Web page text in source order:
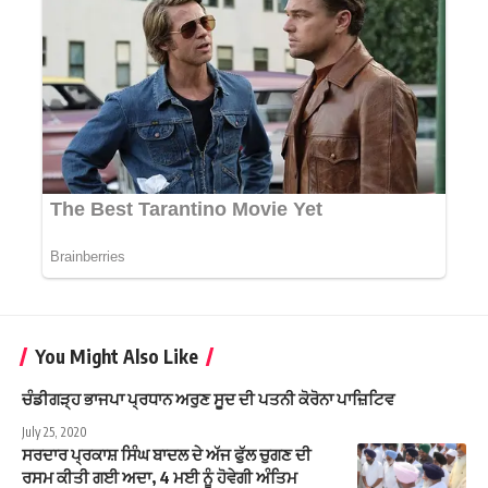
You Might Also Like
ਚੰਡੀਗੜ੍ਹ ਭਾਜਪਾ ਪ੍ਰਧਾਨ ਅਰੁਣ ਸੂਦ ਦੀ ਪਤਨੀ ਕੋਰੋਨਾ ਪਾਜ਼ਿਟਿਵ
July 25, 2020
ਸਰਦਾਰ ਪ੍ਰਕਾਸ਼ ਸਿੰਘ ਬਾਦਲ ਦੇ ਅੱਜ ਫੁੱਲ ਚੁਗਣ ਦੀ
ਰਸਮ ਕੀਤੀ ਗਈ ਅਦਾ, 4 ਮਈ ਨੂੰ ਹੋਵੇਗੀ ਅੰਤਿਮ